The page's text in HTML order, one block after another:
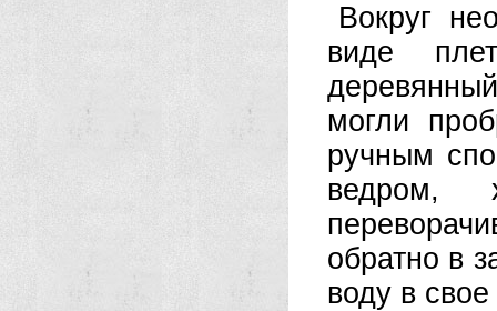
Вокруг
виде
могли
ручным
ведром,
обратно в
воду в